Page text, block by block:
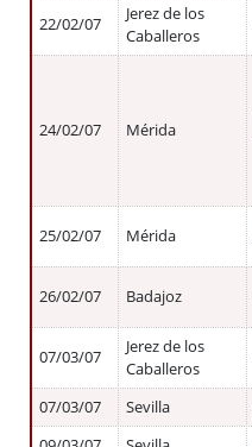
22/02/07
Jerez de los
Caballeros
24/02/07 Mérida
25/02/07 Mérida
26/02/07 Badajoz
07/03/07
Jerez de los
Caballeros
07/03/07
Sevilla